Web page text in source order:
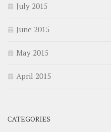
July 2015
June 2015
May 2015
April 2015
CATEGORIES